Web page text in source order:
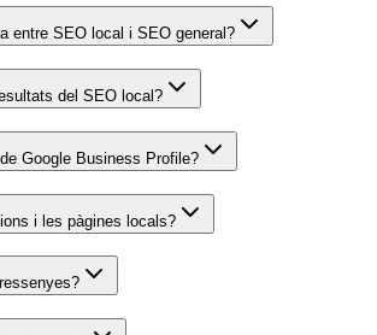
entre SEO local i SEO general?
del SEO local?
Google Business Profile?
i les pàgines locals?